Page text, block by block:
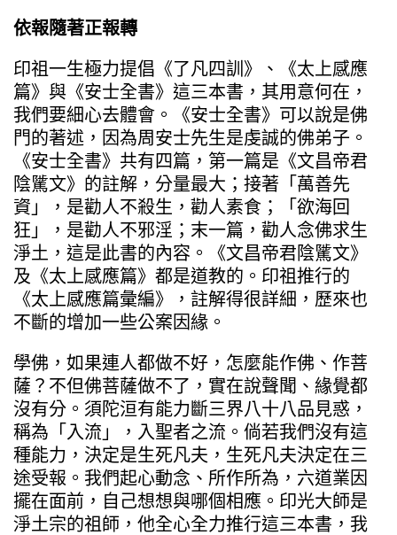
依報隨著正報轉
印祖一生極力提倡《了凡四訓》、《太上感應
篇》與《安士全書》這三本書，其用意何在，
我們要細心去體會。《安士全書》可以說是佛
門的著述，因為周安士先生是虔誠的佛弟子。
《安士全書》共有四篇，第一篇是《文昌帝君
陰騭文》的註解，分量最大；接著「萬善先
資」，是勸人不殺生，勸人素食；「欲海回
狂」，是勸人不邪淫；末一篇，勸人念佛求生
淨土，這是此書的內容。《文昌帝君陰騭文》
及《太上感應篇》都是道教的。印祖推行的
《太上感應篇彙編》，註解得很詳細，歷來也
不斷的增加一些公案因緣。
學佛，如果連人都做不好，怎麼能作佛、作菩
薩？不但佛菩薩做不了，實在說聲聞、緣覺都
沒有分。須陀洹有能力斷三界八十八品見惑，
稱為「入流」，入聖者之流。倘若我們沒有這
種能力，決定是生死凡夫，生死凡夫決定在三
途受報。我們起心動念、所作所為，六道業因
擺在面前，自己想想與哪個相應。印光大師是
淨土宗的祖師，他全心全力推行這三本書，我